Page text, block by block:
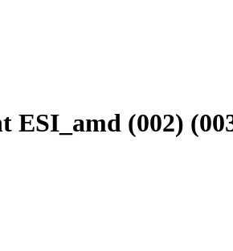
ESI_amd (002)